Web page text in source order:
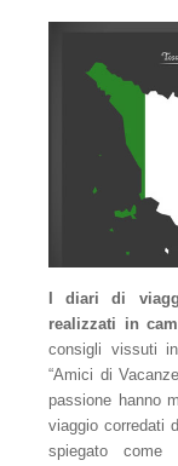
I diari di
realizzati in
consigli vissuti
“Amici di
passione hanno
viaggio corredati
spiegato